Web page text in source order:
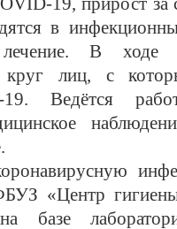
в
В ходе
круг лиц, с
19. Ведётся
«Центр
базе